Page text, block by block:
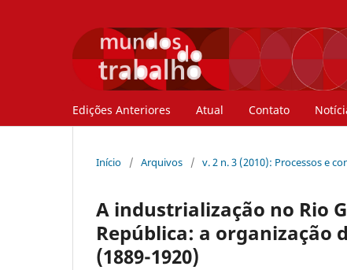
Edições Anteriores Atual Contato
Início / Arquivos / v. 2 n. 3 (2010): Processos e
A industrialização no Rio
República: a organização
(1889-1920)